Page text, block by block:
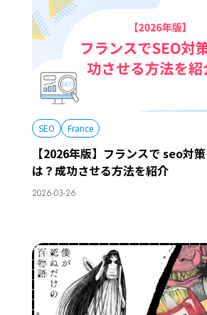
SEO France
【2026年版】フランスで seo対
は？成功させる方法を紹介
2026-03-26